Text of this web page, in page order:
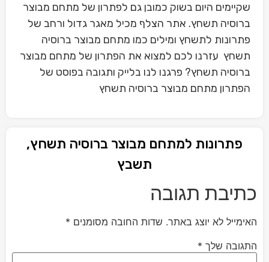
שקיימים היום בשוק כמובן גם לפתרון של מתחם מבוצר
ברוסיה תשחץ. אתר הצלף מכיל מאגר גדול ורחב של
פתרונות לתשחץ ומילים כמו מתחם מבוצר ברוסיה
תשחץ עזרנו לכם למצוא את הפתרון של מתחם מבוצר
ברוסיה תשחץ? פרגנו לנו בלייק ותגובה בפוסט של
הפתרון מתחם מבוצר ברוסיה תשחץ
פתרונות למתחם מבוצר ברוסיה תשחץ,
תשבץ
כתיבת תגובה
האימייל לא יוצג באתר. שדות החובה מסומנים *
התגובה שלך *